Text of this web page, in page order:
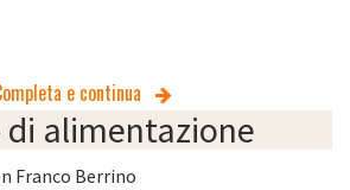
e continua
di alimentazione
Franco Berrino